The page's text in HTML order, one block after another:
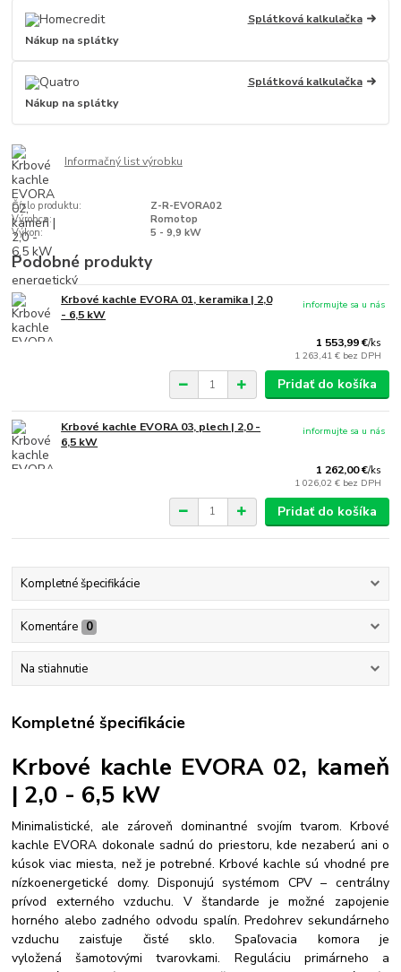
Splátková kalkulačka
Nákup na splátky
Splátková kalkulačka
Nákup na splátky
Informačný list výrobku
Číslo produktu:
Z-R-EVORA02
Výrobca:
Romotop
Výkon:
5 - 9,9 kW
Podobné produkty
Krbové kachle EVORA 01, keramika | 2,0
- 6,5 kW
1 553,99 €/ks
1 263,41 € bez DPH
informujte sa u nás
Pridať do košíka
Krbové kachle EVORA 03, plech | 2,0 -
6,5 kW
1 262,00 €/ks
1 026,02 € bez DPH
informujte sa u nás
Pridať do košíka
Kompletné špecifikácie
Komentáre 0
Na stiahnutie
Kompletné špecifikácie
Krbové kachle EVORA 02, kameň
| 2,0 - 6,5 kW
Minimalistické, ale zároveň dominantné svojím tvarom. Krbové
kachle EVORA dokonale sadnú do priestoru, kde nezaberú ani o
kúsok viac miesta, než je potrebné. Krbové kachle sú vhodné pre
nízkoenergetické domy. Disponujú systémom CPV – centrálny
prívod externého vzduchu. V štandarde je možné zapojenie
horného alebo zadného odvodu spalín. Predohrev sekundárneho
vzduchu zaisťuje čisté sklo. Spaľovacia komora je
vyložená šamotovými tvarovkami. Reguláciu primárneho a